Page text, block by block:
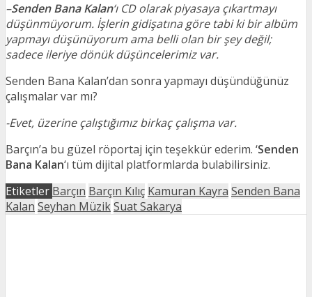
–Senden Bana Kalan‘ı CD olarak piyasaya çıkartmayı
düşünmüyorum. İşlerin gidişatına göre tabi ki bir albüm
yapmayı düşünüyorum ama belli olan bir şey değil;
sadece ileriye dönük düşüncelerimiz var.
Senden Bana Kalan’dan sonra yapmayı düşündüğünüz
çalışmalar var mı?
-Evet, üzerine çalıştığımız birkaç çalışma var.
Barçın’a bu güzel röportaj için teşekkür ederim. ‘Senden
Bana Kalan‘ı tüm dijital platformlarda bulabilirsiniz.
Etiketler Barçın Barçın Kılıç Kamuran Kayra Senden Bana
Kalan Seyhan MüzikSuat Sakarya